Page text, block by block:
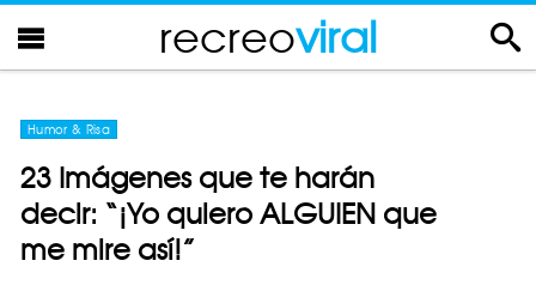
recreoviral
Humor & Risa
23 Imágenes que te harán
decir: “¡Yo quiero ALGUIEN que
me mire así!”